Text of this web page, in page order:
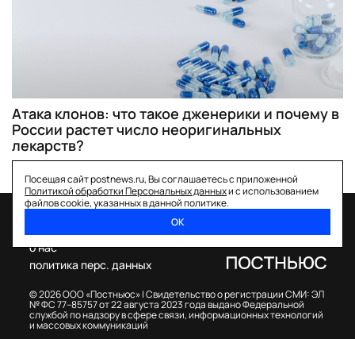
Атака клонов: что такое дженерики и почему в
России растет число неоригинальных
лекарств?
Посещая сайт postnews.ru, Вы соглашаетесь с приложенной
Политикой обработки Персональных данныхи с использованием
файлов cookie, указанных в данной политике.
ОК
© 2026 ООО «Постньюс» |Свидетельство о регистрации СМИ: ЭЛ
№ ФС 77–85757 от 22 августа 2023 года выдано Федеральной
службой по надзору в сфере связи, информационных технологий
и массовых коммуникаций
о нас
политика перс. данных